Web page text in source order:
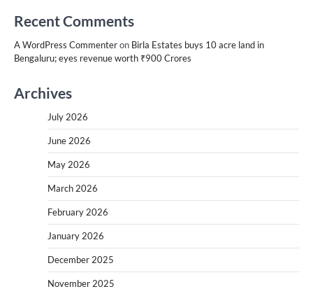
Recent Comments
A WordPress Commenteron Birla Estates buys 10 acre land in
Bengaluru; eyes revenue worth ₹900 Crores
Archives
July 2026
June 2026
May 2026
March 2026
February 2026
January 2026
December 2025
November 2025